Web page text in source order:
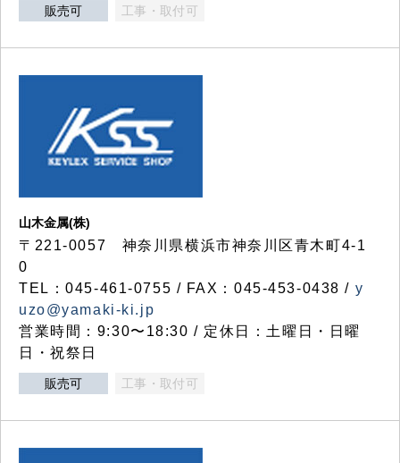
販売可 工事・取付可
山木金属(株)
〒221-0057 神奈川県横浜市神奈川区青木町4-1
0
TEL：045-461-0755 / FAX：045-453-0438 / y
uzo@yamaki-ki.jp
営業時間：9:30〜18:30 / 定休日：土曜日・日曜
日・祝祭日
販売可 工事・取付可